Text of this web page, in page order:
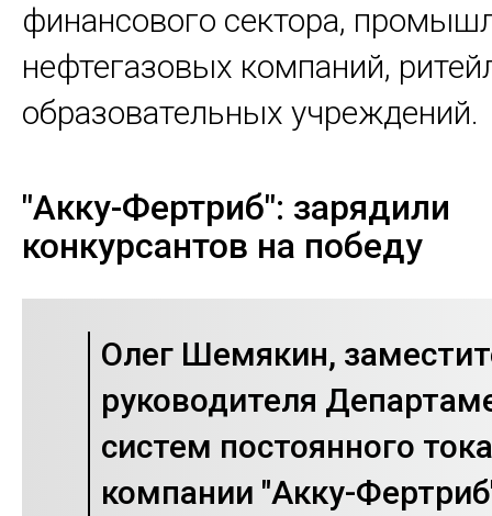
финансового сектора,
нефтегазовых компаний,
образовательных учреждений.
"Акку-Фертриб": зарядили
конкурсантов на победу
Олег Шемякин,
руководителя
систем постоянного тока
компании "Акку-